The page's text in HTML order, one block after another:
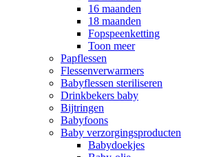
16 maanden
18 maanden
Fopspeenketting
Toon meer
Papflessen
Flessenverwarmers
Babyflessen steriliseren
Drinkbekers baby
Bijtringen
Babyfoons
Baby verzorgingsproducten
Babydoekjes